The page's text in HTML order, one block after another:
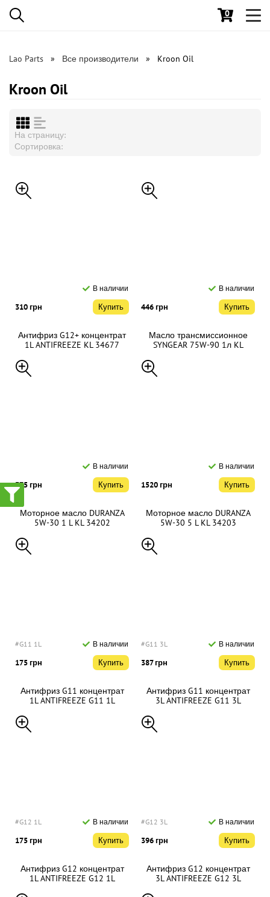
0
Lao Parts Все производители Kroon Oil
Kroon Oil
На страницу:
Сортировка:
В наличии
310 грн Купить
Антифриз G12+ концентрат
1L ANTIFREEZE KL 34677
В наличии
446 грн Купить
Масло трансмиссионное
SYNGEAR 75W-90 1л KL
В наличии
375 грн Купить
Моторное масло DURANZA
5W-30 1 L KL 34202
В наличии
1520 грн Купить
Моторное масло DURANZA
5W-30 5 L KL 34203
#G11 1L В наличии
175 грн Купить
Антифриз G11 концентрат
1L ANTIFREEZE G11 1L
#G11 3L В наличии
387 грн Купить
Антифриз G11 концентрат
3L ANTIFREEZE G11 3L
#G12 1L В наличии
175 грн Купить
Антифриз G12 концентрат
1L ANTIFREEZE G12 1L
#G12 3L В наличии
396 грн Купить
Антифриз G12 концентрат
3L ANTIFREEZE G12 3L